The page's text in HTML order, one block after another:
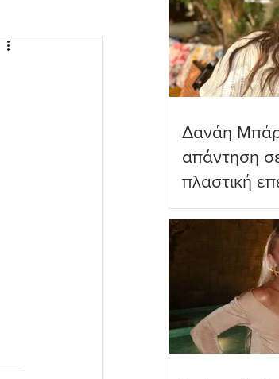
Δανάη
απάντηση
πλαστική
ωραιότερο